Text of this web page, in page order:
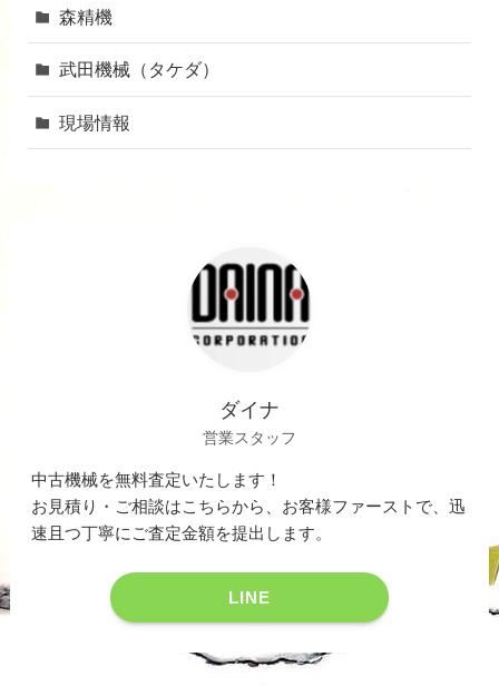
森精機
武田機械（タケダ）
現場情報
ダイナ
営業スタッフ
中古機械を無料査定いたします！
お見積り・ご相談はこちらから、お客様ファーストで、迅
速且つ丁寧にご査定金額を提出します。
LINE